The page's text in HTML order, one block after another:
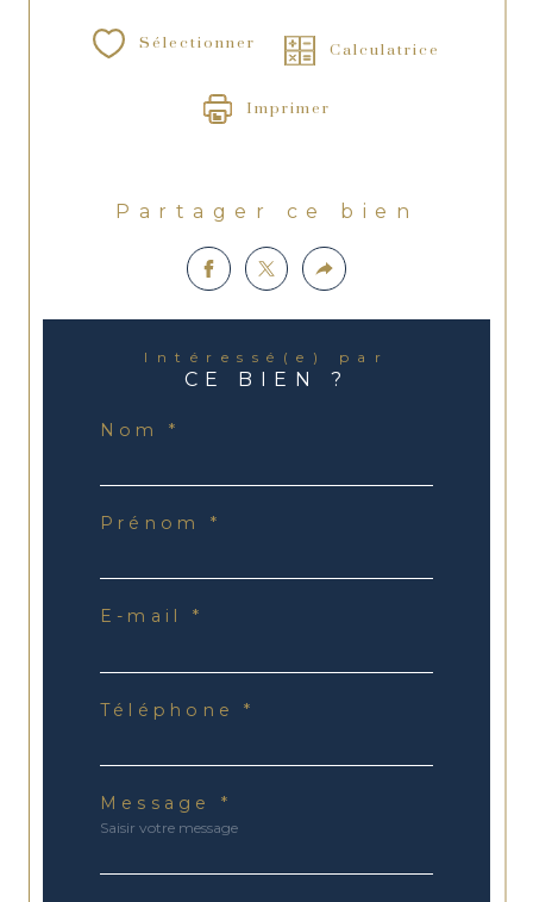
Sélectionner Calculatrice
Imprimer
Partager ce bien
Intéressé(e) par
CE BIEN ?
Nom *
Prénom *
E-mail *
Téléphone *
Message *